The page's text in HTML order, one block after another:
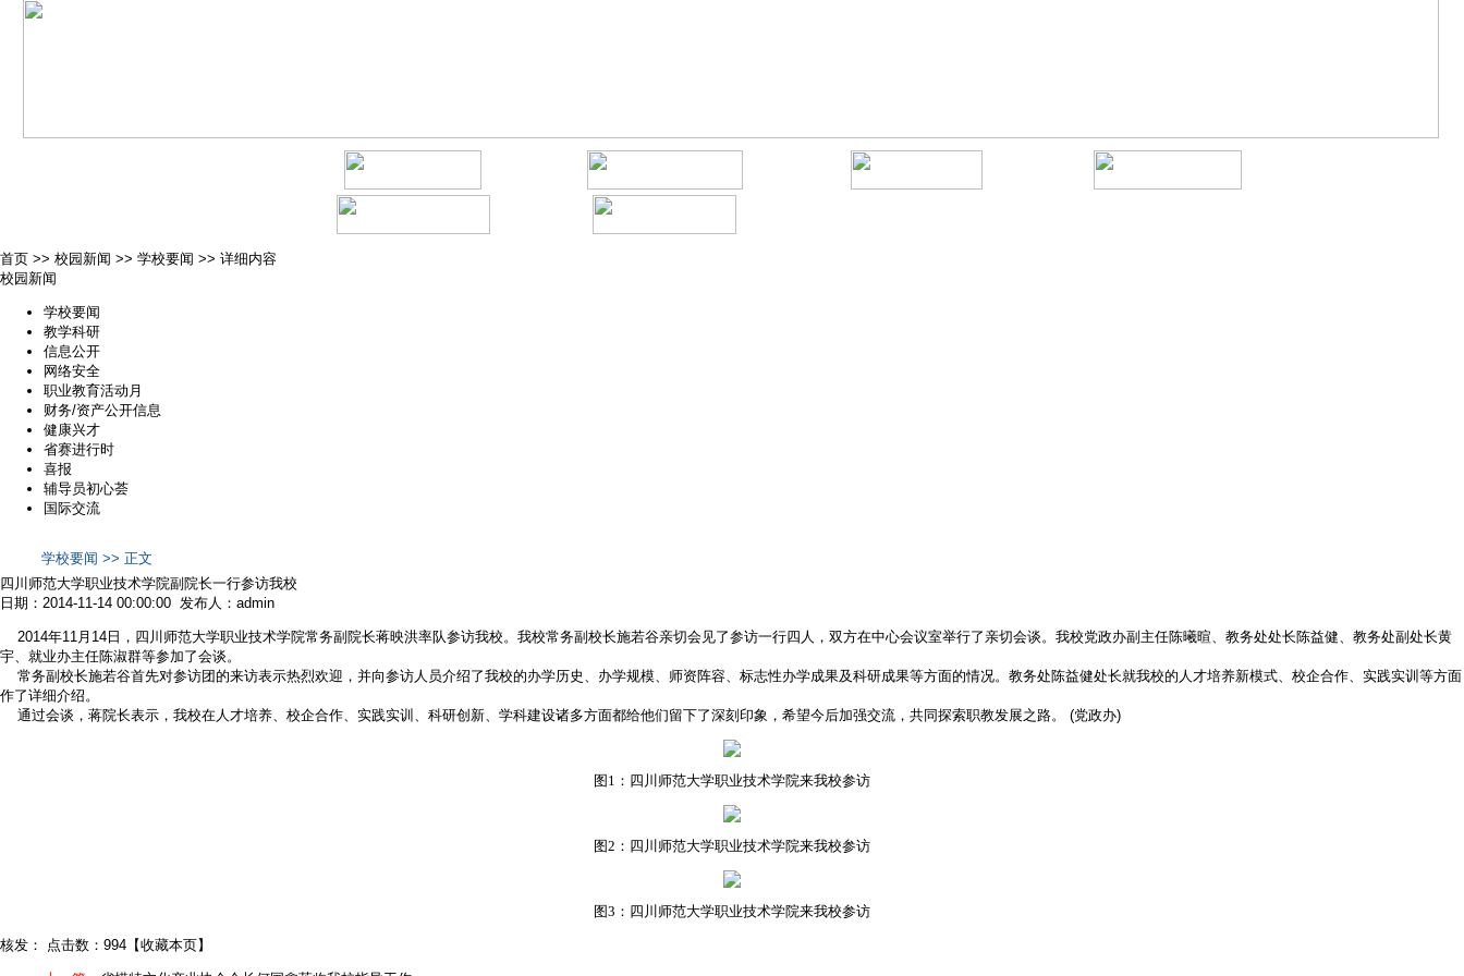
首页 >> 校园新闻 >> 学校要闻 >> 详细内容
校园新闻
学校要闻
教学科研
信息公开
网络安全
职业教育活动月
财务/资产公开信息
健康兴才
省赛进行时
喜报
辅导员初心荟
国际交流
学校要闻 >> 正文
四川师范大学职业技术学院副院长一行参访我校
日期：2014-11-14 00:00:00 发布人：admin
2014年11月14日，四川师范大学职业技术学院常务副院长蒋映洪率队参访我校。我校常务副校长施若谷亲切会见了参访一行四人，双方在中心会议室举行了亲切会谈。我校党政办副主任陈曦暄、教务处处长陈益健、教务处副处长黄
宇、就业办主任陈淑群等参加了会谈。
常务副校长施若谷首先对参访团的来访表示热烈欢迎，并向参访人员介绍了我校的办学历史、办学规模、师资阵容、标志性办学成果及科研成果等方面的情况。教务处陈益健处长就我校的人才培养新模式、校企合作、实践实训等方面
作了详细介绍。
通过会谈，蒋院长表示，我校在人才培养、校企合作、实践实训、科研创新、学科建设诸多方面都给他们留下了深刻印象，希望今后加强交流，共同探索职教发展之路。 (党政办)
图1：四川师范大学职业技术学院来我校参访
图2：四川师范大学职业技术学院来我校参访
图3： 四川师范大学职业技术学院来我校参访
核发： 点击数：994 【收藏本页】